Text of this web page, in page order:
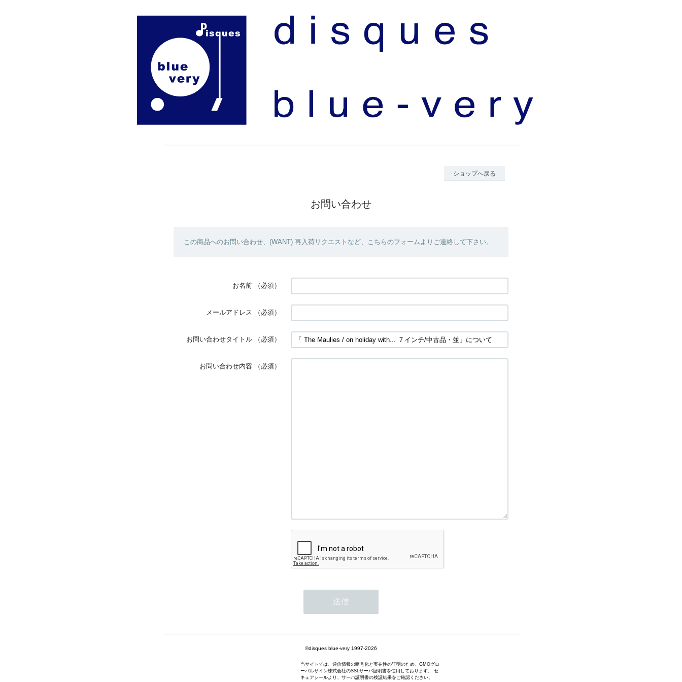
ショップへ戻る
お問い合わせ
この商品へのお問い合わせ、(WANT) 再入荷リクエストなど、こちらのフォームよりご連絡して下さい。
お名前 （必須）
メールアドレス （必須）
お問い合わせタイトル （必須）
お問い合わせ内容 （必須）
©disques blue-very 1997-2026
当サイトでは、通信情報の暗号化と実在性の証明のため、GMOグロ
ーバルサイン株式会社のSSLサーバ証明書を使用しております。 セ
キュアシールより、サーバ証明書の検証結果をご確認ください。